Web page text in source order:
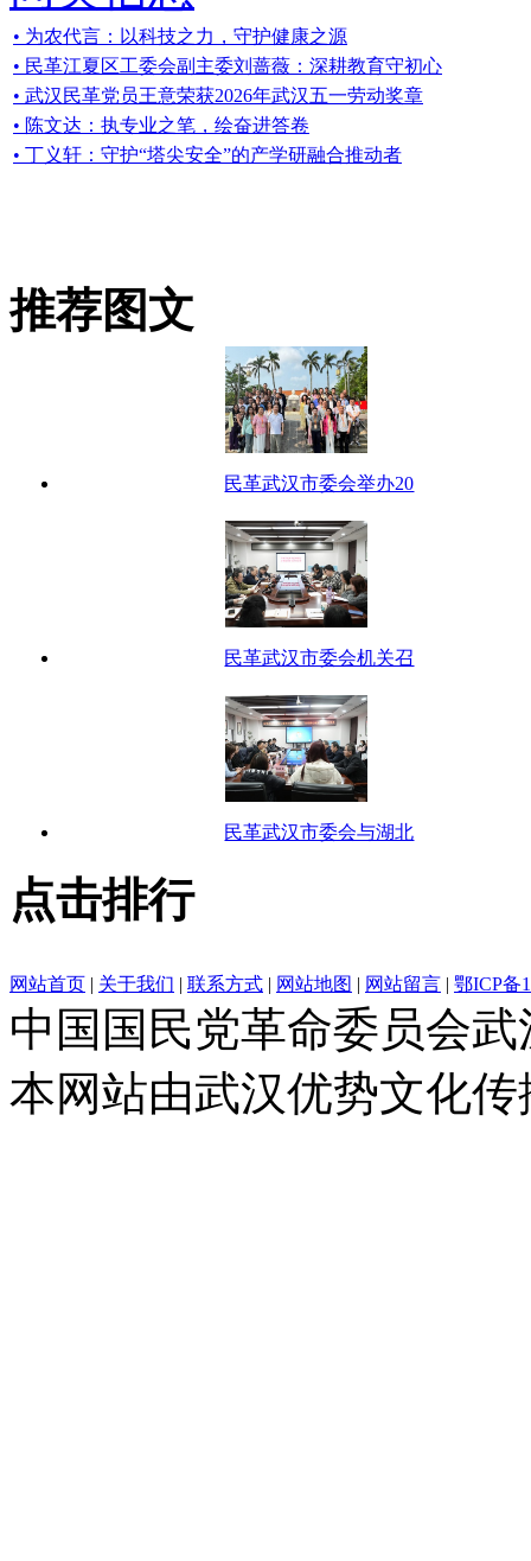
• 为农代言：以科技之力，守护健康之源
• 民革江夏区工委会副主委刘蔷薇：深耕教育守初心
• 武汉民革党员王意荣获2026年武汉五一劳动奖章
• 陈文达：执专业之笔，绘奋进答卷
• 丁义轩：守护“塔尖安全”的产学研融合推动者
推荐图文
民革武汉市委会举办20
民革武汉市委会机关召
民革武汉市委会与湖北
点击排行
网站首页 | 关于我们 | 联系方式 | 网站地图 | 网站留言 | 鄂ICP备
中国国民党革命委员会
本网站由武汉优势文化